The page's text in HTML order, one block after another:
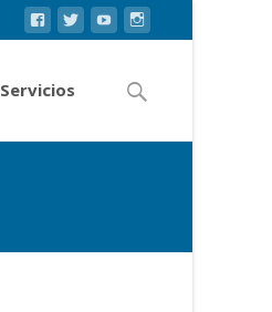
Servicios